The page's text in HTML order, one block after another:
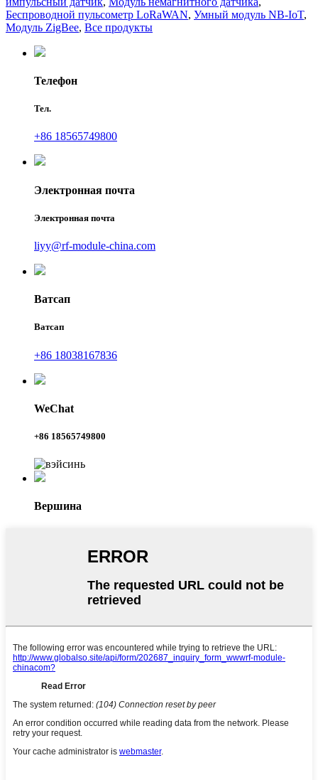
Беспроводной пульсометр LoRaWAN, Умный модуль NB-IoT,
Модуль ZigBee, Все продукты
Телефон
Тел.
+86 18565749800
Электронная почта
Электронная почта
liyy@rf-module-china.com
Ватсап
Ватсап
+86 18038167836
WeChat
+86 18565749800
Вершина